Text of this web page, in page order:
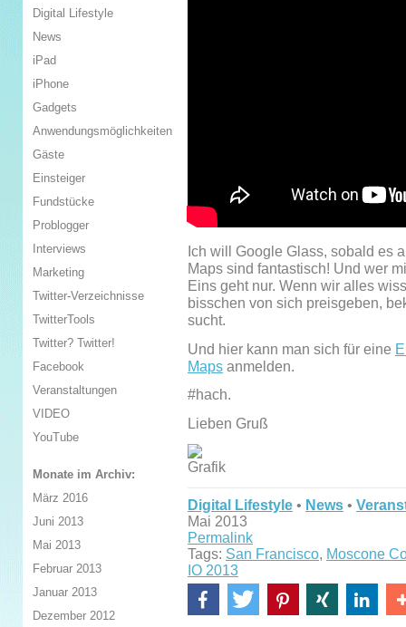
Ich will Google Glass, sobald es
Maps sind fantastisch! Und wer
Eins geht nur. Wenn wir alles
bisschen von sich preisgeben,
sucht.
Und hier kann man sich für eine
Maps anmelden.
#hach.
Lieben Gruß
Digital Lifestyle • News •
Mai 2013
Permalink
Tags: San Francisco, Moscone
IO 2013
Digital Lifestyle
News
iPad
iPhone
Gadgets
Anwendungsmöglichkeiten
Gäste
Einsteiger
Fundstücke
Problogger
Interviews
Marketing
Twitter-Verzeichnisse
TwitterTools
Twitter? Twitter!
Facebook
Veranstaltungen
VIDEO
YouTube
Monate im Archiv:
März 2016
Juni 2013
Mai 2013
Februar 2013
Januar 2013
Dezember 2012